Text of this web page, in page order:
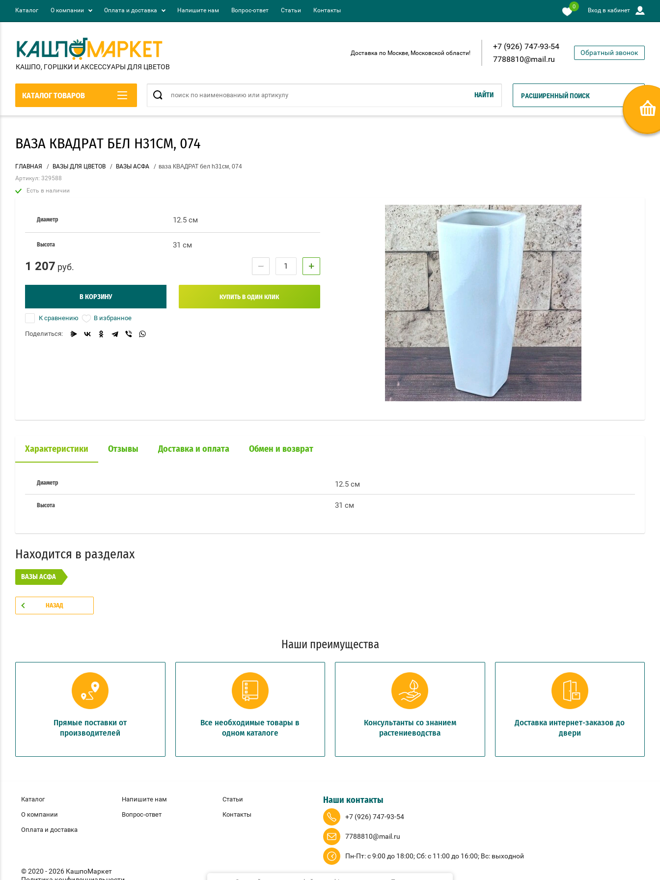
Каталог О компании Оплата и доставка Напишите нам Вопрос-ответ Статьи Контакты
0
Вход в кабинет
КАШПО, ГОРШКИ И АКСЕСCУАРЫ ДЛЯ ЦВЕТОВ
Доставка по Москве, Московской области!
+7 (926) 747-93-54
7788810@mail.ru
Обратный звонок
КАТАЛОГ ТОВАРОВ РАСШИРЕННЫЙ ПОИСК
НАЙТИ
ВАЗА КВАДРАТ БЕЛ H31СМ, 074
ГЛАВНАЯ / ВАЗЫ ДЛЯ ЦВЕТОВ / ВАЗЫ АСФА / ваза КВАДРАТ бел h31см, 074
Артикул: 329588
Есть в наличии
Диаметр 12.5 см
Высота 31 см
1 207 руб. − +
В КОРЗИНУ КУПИТЬ В ОДИН КЛИК
К сравнению В избранное
Поделиться:
Характеристики Отзывы Доставка и оплата Обмен и возврат
Диаметр 12.5 см
Высота 31 см
Находится в разделах
ВАЗЫ АСФА
НАЗАД
Наши преимущества
Прямые поставки от
производителей
Все необходимые товары в
одном каталоге
Консультанты со знанием
растениеводства
Доставка интернет-заказов до
двери
Каталог
О компании
Оплата и доставка
Напишите нам
Вопрос-ответ
Статьи
Контакты
Наши контакты
+7 (926) 747-93-54
7788810@mail.ru
Пн-Пт: с 9:00 до 18:00; Сб: с 11:00 до 16:00; Вс: выходной
© 2020 - 2026 КашпоМаркет